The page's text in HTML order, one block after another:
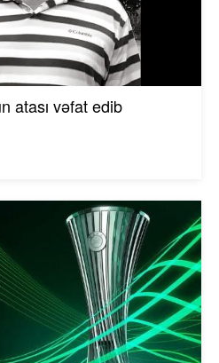
atası vəfat edib